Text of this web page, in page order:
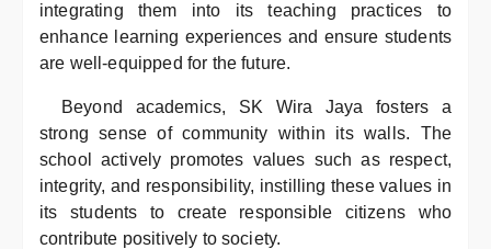
integrating them into its teaching practices to
enhance learning experiences and ensure students
are well-equipped for the future.
Beyond academics, SK Wira Jaya fosters a
strong sense of community within its walls. The
school actively promotes values such as respect,
integrity, and responsibility, instilling these values in
its students to create responsible citizens who
contribute positively to society.